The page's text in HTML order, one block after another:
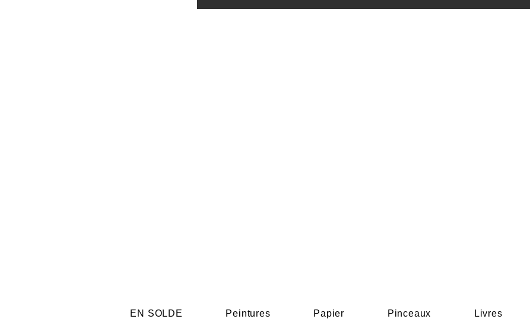
EN SOLDE Peintures Papier Pinceaux Livres